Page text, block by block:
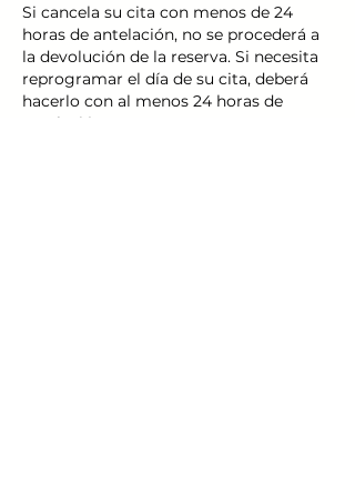
Si cancela su cita con menos de 24
horas de antelación, no se procederá a
la devolución de la reserva. Si necesita
reprogramar el día de su cita, deberá
hacerlo con al menos 24 horas de
antelación.